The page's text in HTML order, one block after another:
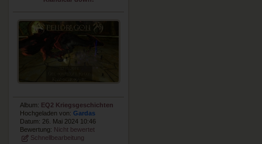
Album: EQ2 Kriegsgeschichten
Hochgeladen von: Gardas
Datum: 26. Mai 2024 10:46
Bewertung: Nicht bewertet
Schnellbearbeitung